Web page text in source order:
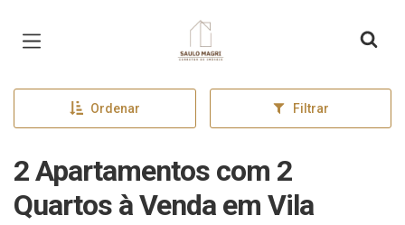
Página inicial
Ordenar Filtrar
2 Apartamentos com 2
Quartos à Venda em Vila